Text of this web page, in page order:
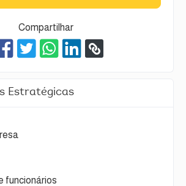
Compartilhar
Estratégicas
funcionários